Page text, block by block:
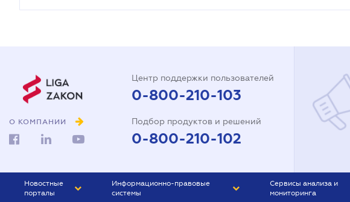
О КОМПАНИИ
Центр поддержки пользователей
0-800-210-103
Подбор продуктов и решений
0-800-210-102
Новостные
порталы
Информационно-правовые
системы
Сервисы анализа и
мониторинга